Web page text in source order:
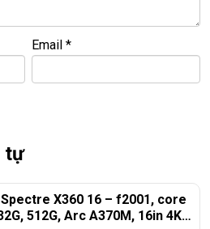
Email*
tự
X360 16 – f2001, core
512G, Arc A370M, 16in 4K